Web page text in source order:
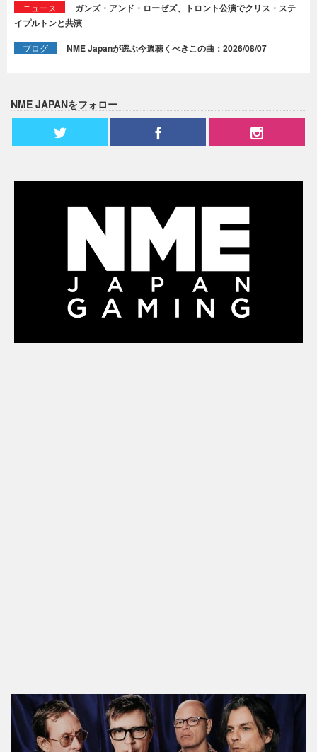
ニュース
ガンズ・アンド・ローゼズ、トロント公演でクリス・ステ
イプルトンと共演
ブログ NME Japanが選ぶ今週聴くべきこの曲：2026/08/07
NME JAPANをフォロー